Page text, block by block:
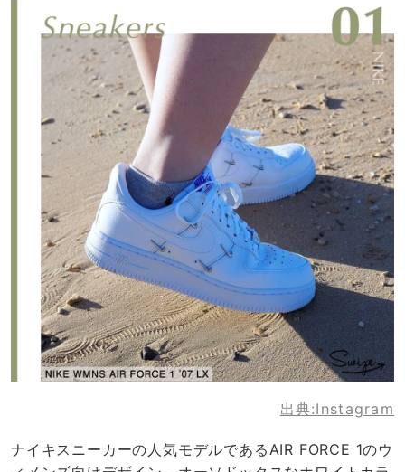
出典:Instagram
ナイキスニーカーの人気モデルであるAIR FORCE 1のウ